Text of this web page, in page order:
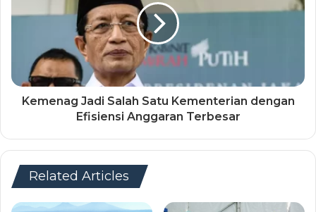
Kemenag Jadi Salah Satu Kementerian dengan
Efisiensi Anggaran Terbesar
Related Articles